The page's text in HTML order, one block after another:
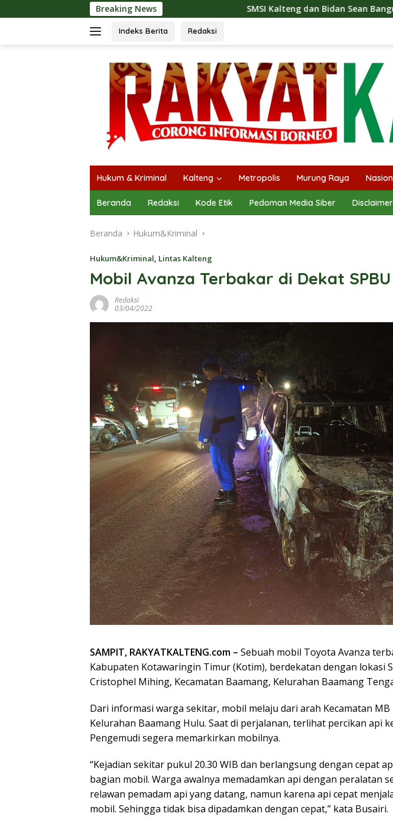
ke
Breaking NewsSMSI Kalteng dan Bidan Sean Bangun Kolaborasi
Indeks Berita Redaksi
Hukum & Kriminal Kalteng Metropolis Murung Raya
Beranda Redaksi Kode Etik Pedoman Media Siber Disclaimer
Beranda Hukum&Kriminal
Hukum&Kriminal, Lintas Kalteng
Mobil Avanza Terbakar di Dekat SPBU
Redaksi
03/04/2022
SAMPIT, RAKYATKALTENG.com – Sebuah mobil Toyota Avanza
Kabupaten Kotawaringin Timur (Kotim), berdekatan dengan lokasi
Cristophel Mihing, Kecamatan Baamang, Kelurahan Baamang
Dari informasi warga sekitar, mobil melaju dari arah Kecamatan
Kelurahan Baamang Hulu. Saat di perjalanan, terlihat percikan api
Pengemudi segera memarkirkan mobilnya.
“Kejadian sekitar pukul 20.30 WIB dan berlangsung dengan cepat
bagian mobil. Warga awalnya memadamkan api dengan peralatan
relawan pemadam api yang datang, namun karena api cepat
mobil. Sehingga tidak bisa dipadamkan dengan cepat,” kata Busairi.